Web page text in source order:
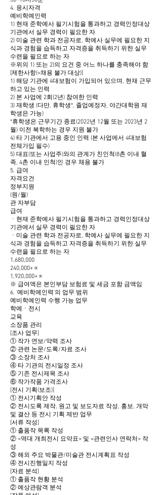
4. 응시자격
예비학예인력
1) 현재 준학예사 필기시험을 통과하고 경력인정대상
기관에서 실무 경력이 필요한 자
2) 미술 관련 학과 전공자로, 학예사 실무에 필요한 지
식과 경험을 습득하고 자격증을 취득하기 위한 실무
수련을 필요로 하는 자
※위의 1) 또는 2)의 요건 중 어느 하나를 충족해야 함
[제한사항(=채용 불가 대상)]
1) 해당 기관에 4대보험이 가입되어 있으며, 현재 근무
하고 있는 인력
2) 본 사업에 2회(2년) 참여한 인력
3) 재학생 (다만, 휴학생*, 졸업예정자, 야간대학원 재
학생은 가능)
*휴학생은 근무기간 종료(2022년 12월 또는 2023년 2
월) 이전 복학하는 경우 지원 불가
4) 타 기관에서 고용 중인 인력 (본 사업에서 4대보험
전체가입 필수)
5) 대표(또는 사업주)와의 관계가 친인척(8촌 이내 혈
족, 4촌 이내 인척)인 경우 채용 불가
5. 급여
자격요건
정부지원
(원/월)
관 자부담
급여
ㆍ현재 준학예사 필기시험을 통과하고 경력인정대상
기관에서 실무 경력이 필요한 자
ㆍ미술 관련 학과 전공자로, 학예사 실무에 필요한 지
식과 경험을 습득하고 자격증을 취득하기 위한 실무
수련을 필요로 하는 자
1,680,000
240,000+∝
1,920,000+∝
※ 급여액은 본인부담 보험료 및 세금 포함 금액임
6. '예비학예인력'의 업무 범위
예비학예인력 수행 가능 업무
학예ㆍ전시
교육
소장품 관리
[조사 업무]
① 작가 연보/약력 조사
② 관련 논문/도록/자료 조사
③ 소장처 조사
④ 타 기관의 전시일정 조사
⑤ 기존 전시제목 조사
⑥ 작가작품 가격조사
[전시 기획(보조)]
① 전시기획안 작성
② 전시도록 제작, 원고 및 보도자료 작성, 홍보, 개막
및 결산 등 전시 기획 제반 업무
[서류 작성]
① 출품작 목록 작성
② <역대 개최전시 요약표> 및 <관련인사 연락처> 작
성
③ 해외 주요 박물관/미술관 전시계획표 작성
④ 전시진행일지 작성
[자료 분석]
① 출품작 현황 분석
② 예상관람객 분석